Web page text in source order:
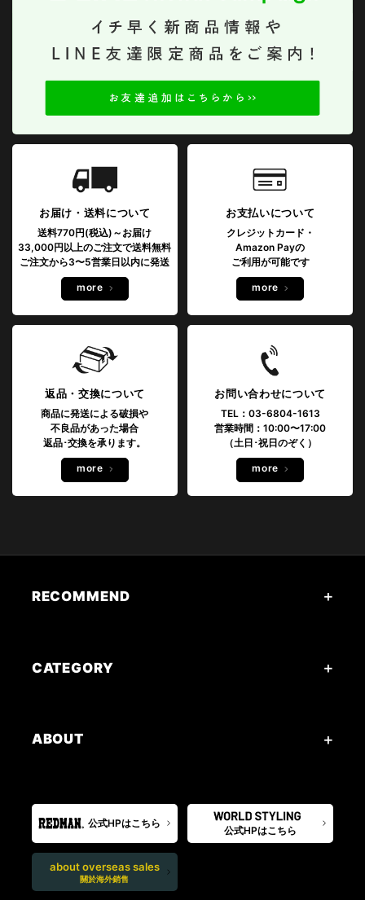
お届け・送料について
送料770円(税込)～お届け
33,000円以上のご注文で送料無料
ご注文から3〜5営業日以内に発送
more
お支払いについて
クレジットカード・
Amazon Payの
ご利用が可能です
more
返品・交換について
商品に発送による破損や
不良品があった場合
返品･交換を承ります。
more
お問い合わせについて
TEL：03-6804-1613
営業時間：10:00〜17:00
（土日･祝日のぞく）
more
RECOMMEND
CATEGORY
ABOUT
公式HPはこちら
公式HPはこちら
about overseas sales
關於海外銷售